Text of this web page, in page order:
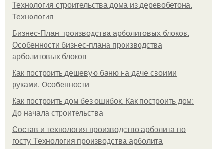
Технология строительства дома из деревобетона.
Технология
Бизнес-План производства арболитовых блоков.
Особенности бизнес-плана производства
арболитовых блоков
Как построить дешевую баню на даче своими
руками. Особенности
Как построить дом без ошибок. Как построить дом:
До начала строительства
Состав и технология производство арболита по
госту. Технология производства арболита